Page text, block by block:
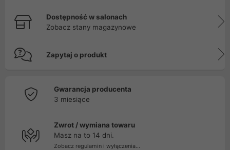
Dostępność w salonach
Zobacz stany magazynowe
Zapytaj o produkt
Gwarancja producenta
3 miesiące
Zwrot / wymiana towaru
Masz na to 14 dni.
Zobacz regulamin i wyłączenia...